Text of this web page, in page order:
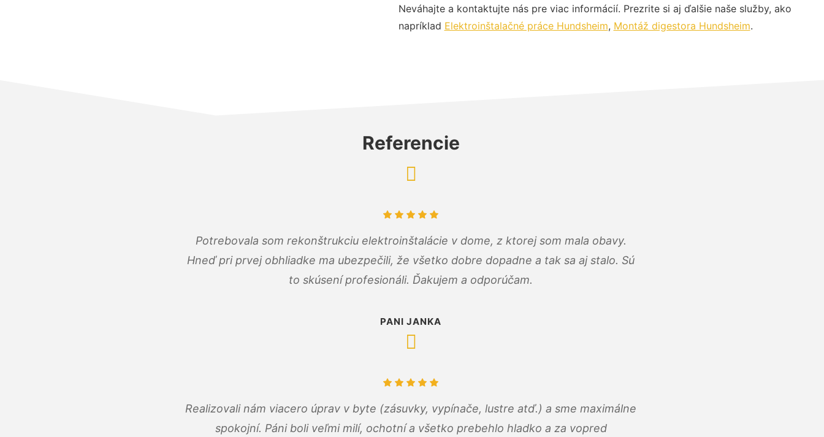
Neváhajte a kontaktujte nás pre viac informácií. Prezrite si aj ďalšie naše služby, ako
napríklad Elektroinštalačné práce Hundsheim, Montáž digestora Hundsheim.
Referencie
Potrebovala som rekonštrukciu elektroinštalácie v dome, z ktorej som mala obavy.
Hneď pri prvej obhliadke ma ubezpečili, že všetko dobre dopadne a tak sa aj stalo. Sú
to skúsení profesionáli. Ďakujem a odporúčam.
PANI JANKA
Realizovali nám viacero úprav v byte (zásuvky, vypínače, lustre atď.) a sme maximálne
spokojní. Páni boli veľmi milí, ochotní a všetko prebehlo hladko a za vopred